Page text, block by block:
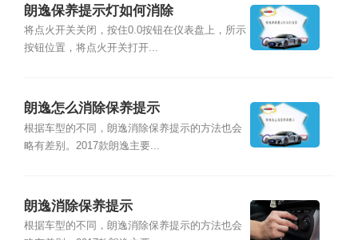
朗逸保养提示灯如何消除
将点火开关关闭，按住0.0按钮在仪表盘上，所示
按钮位置，将点火开关打开...
朗逸怎么消除保养提示
根据车型的不同，朗逸消除保养提示的方法也会
略有差别。2017款朗逸主要...
朗逸消除保养提示
根据车型的不同，朗逸消除保养提示的方法也会